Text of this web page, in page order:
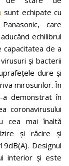
sunt echipate cu
care
echilibrul
capacitatea de a
și bacterii
dure și
mirosurilor. În
demonstrat în
coronavirusului
cea mai înaltă
și răcire și
Designul
interior și este